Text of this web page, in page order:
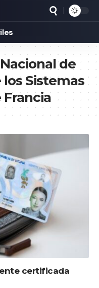
de
Sistemas
certificada